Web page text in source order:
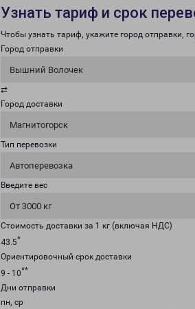
Узнать тариф и срок
Чтобы узнать тариф, укажите город отправки,
Город отправки
Вышний Волочек
⇄
Город доставки
Магнитогорск
Тип перевозки
Автоперевозка
Введите вес
От 3000 кг
Стоимость доставки за 1 кг (включая НДС)
43.5*
Ориентировочный срок доставки
9 - 10**
Дни отправки
пн, ср